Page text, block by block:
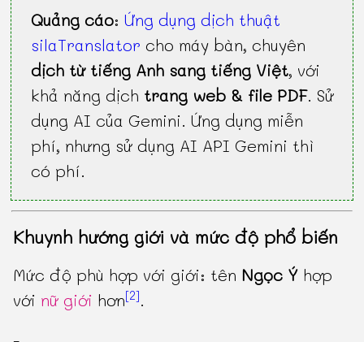
Quảng cáo:Ứng dụng dịch thuật
silaTranslator cho máy bàn, chuyên
dịch từ tiếng Anh sang tiếng Việt, với
khả năng dịch trang web & file PDF. Sử
dụng AI của Gemini. Ứng dụng miễn
phí, nhưng sử dụng AI API Gemini thì
có phí.
Khuynh hướng giới và mức độ phổ biến
Mức độ phù hợp với giới: tên Ngọc Ý hợp
với nữ giới hơn[2].